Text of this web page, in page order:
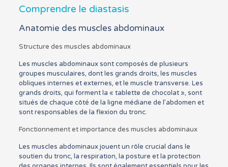
Comprendre le diastasis
Anatomie des muscles abdominaux
Structure des muscles abdominaux
Les muscles abdominaux sont composés de plusieurs
groupes musculaires, dont les grands droits, les muscles
obliques internes et externes, et le muscle transverse. Les
grands droits, qui forment la « tablette de chocolat », sont
situés de chaque côté de la ligne médiane de l’abdomen et
sont responsables de la flexion du tronc.
Fonctionnement et importance des muscles abdominaux
Les muscles abdominaux jouent un rôle crucial dans le
soutien du tronc, la respiration, la posture et la protection